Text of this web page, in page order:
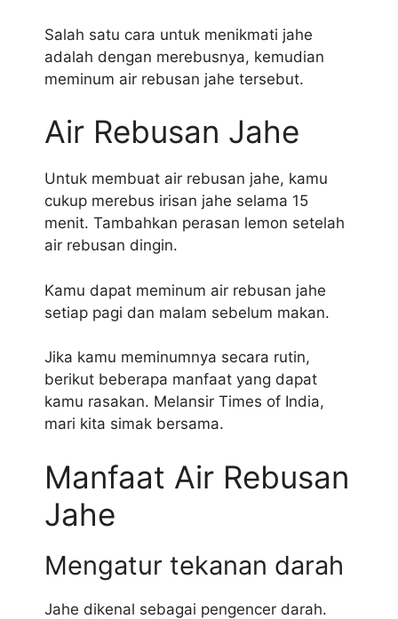
Salah satu cara untuk menikmati jahe
adalah dengan merebusnya, kemudian
meminum air rebusan jahe tersebut.
Air Rebusan Jahe
Untuk membuat air rebusan jahe, kamu
cukup merebus irisan jahe selama 15
menit. Tambahkan perasan lemon setelah
air rebusan dingin.
Kamu dapat meminum air rebusan jahe
setiap pagi dan malam sebelum makan.
Jika kamu meminumnya secara rutin,
berikut beberapa manfaat yang dapat
kamu rasakan. Melansir Times of India,
mari kita simak bersama.
Manfaat Air Rebusan
Jahe
Mengatur tekanan darah
Jahe dikenal sebagai pengencer darah.